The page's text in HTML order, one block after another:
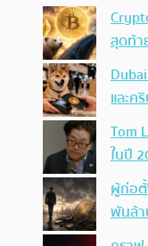
สุดท้า
และค
Tom
ในปี
ผู้ก่อตั้
พันล้า